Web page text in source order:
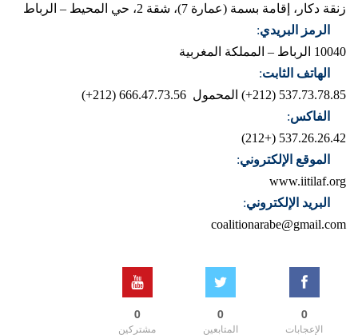
زنقة دكار، إقامة بسمة (عمارة 7)، شقة 2، حي المحيط – الرباط
الرمز البريدي:
10040 الرباط – المملكة المغربية
الهاتف الثابت:
537.73.78.85 (212+)
المحمول 666.47.73.56 (212+)
الفاكس:
537.26.26.42 (+212)
الموقع الإلكتروني:
www.iitilaf.org
البريد الإلكتروني:
coalitionarabe@gmail.com
0
الإعجابات
0
المتابعين
0
مشتركين